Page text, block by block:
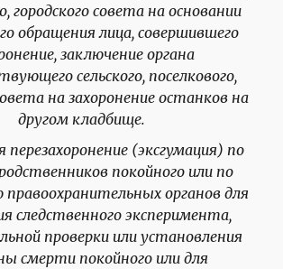
городского совета на основании
обращения лица, совершившего
заключение органа
сельского, поселкового,
на захоронение останков на
другом кладбище.
(эксгумация) по
покойного или по
органов для
следственного эксперимента,
проверки или установления
смерти покойного или для